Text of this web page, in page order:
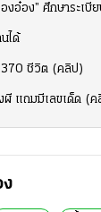
งอ๋อง” ศึกษาระเบี
ได้
370 ชีวิต (คลิป)
ผี แถมมีเลขเด็ด (ค